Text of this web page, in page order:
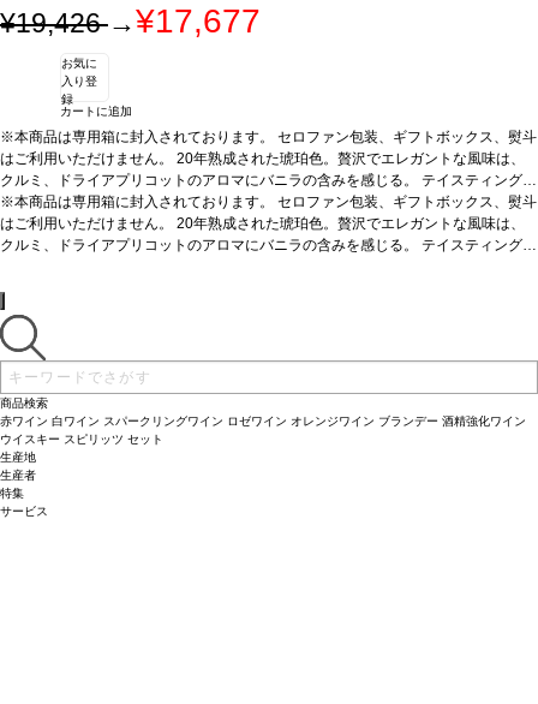
¥19,426→¥17,677
お気に
入り登
録
カートに追加
※本商品は専用箱に封入されております。 セロファン包装、ギフトボックス、熨斗
はご利用いただけません。 20年熟成された琥珀色。贅沢でエレガントな風味は、
クルミ、ドライアプリコットのアロマにバニラの含みを感じる。 テイスティングノ
ート淡い琥珀色をし、縁は緑がかっている。底に流れるほのかなヴァニラとオーク
がタフィー、オレンジと交わり、複雑なノーズを与えている。魅力的でスムーズフ
ルーティーな風味にほのかな甘味がある。こくのある余韻の印象を残すが、後味は
※本商品は専用箱に封入されております。 セロファン包装、ギフトボックス、熨斗
はご利用いただけません。 20年熟成された琥珀色。贅沢でエレガントな風味は、
クルミ、ドライアプリコットのアロマにバニラの含みを感じる。 テイスティングノ
がタフィー、オレンジと交わり、複雑なノーズを与えている。魅力的でスムーズフ
ルーティーな風味にほのかな甘味がある。こくのある余韻の印象を残すが、後味は
ドライである。JKW
商品検索
赤ワイン 白ワイン スパークリングワイン ロゼワイン オレンジワイン ブランデー 酒精強化ワイン
ウイスキー スピリッツ セット
生産地
生産者
特集
サービス